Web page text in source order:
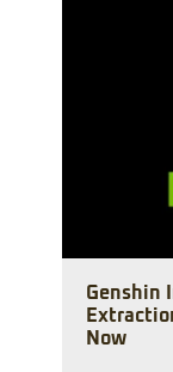
Genshin
Now